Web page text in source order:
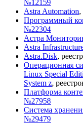
№12159
Astra Automation,
Программный
№22304
Астра
Astra
Astra.Disk,
Операционная
Linux Special
System z,
Платформа
№27958
Система
№29479